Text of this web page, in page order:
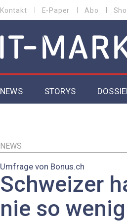
Kontakt E-Paper Abo
MAIN NAVIGATION
NEWS STORYS
EU-
NEWS
Umfrage von Bonus.ch
Schweizer
nie so